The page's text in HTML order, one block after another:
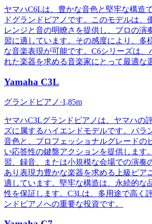
ヤマハC6Lは、豊かな音色と堅牢な構造
ドグランドピアノです。このモデルは、
レンジと音の明瞭さを提供し、プロの演
習に適しています。その感度により、多
な音楽表現が可能です。C6シリーズは、
れた楽器を求める音楽家にとって最適な
Yamaha C3L
グランドピアノ ·1,85m
ヤマハC3Lグランドピアノは、ヤマハの
ズに属するハイエンドモデルです。バラ
音色と、プロフェッショナルグレードの
い応答性の鍵盤アクションを提供します
習、録音、または小規模な会場での演奏
あり表現力豊かな楽器を求める上級ピア
適しています。堅牢な構造は、永続的な
性を保証します。C3Lは、多用途で高く
ンドピアノへの重要な投資です。